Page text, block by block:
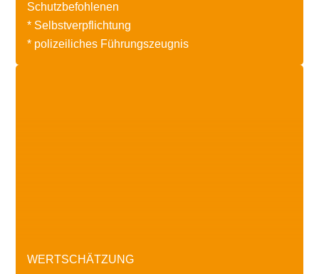
Schutzbefohlenen
* Selbstverpflichtung
* polizeiliches Führungszeugnis
WERTSCHÄTZUNG